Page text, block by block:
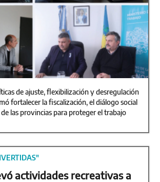
de ajuste, flexibilización y desregulación
fortalecer la fiscalización, el diálogo social
de las provincias para proteger el trabajo
actividades recreativas a